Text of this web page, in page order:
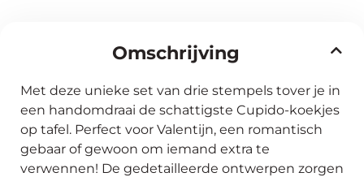
Omschrijving
Met deze unieke set van drie stempels tover je in
een handomdraai de schattigste Cupido-koekjes
op tafel. Perfect voor Valentijn, een romantisch
gebaar of gewoon om iemand extra te
verwennen! De gedetailleerde ontwerpen zorgen